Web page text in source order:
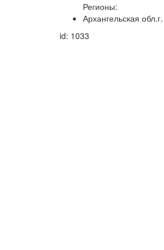
Регионы:
Архангельская
id: 1033